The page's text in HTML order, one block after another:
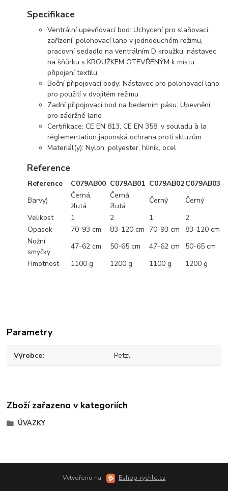
Specifikace
Ventrální upevňovací bod: Uchycení pro slaňovací
zařízení, polohovací lano v jednoduchém režimu,
pracovní sedadlo na ventrálním D kroužku; nástavec
na šňůrku s KROUŽKEM OTEVŘENÝM k místu
připojení textilu
Boční připojovací body: Nástavec pro polohovací lano
pro použití v dvojitém režimu
Zadní připojovací bod na bederním pásu: Upevnění
pro zádržné lano
Certifikace: CE EN 813, CE EN 358, v souladu à la
réglementation japonská ochrana proti skluzům
Materiál(y): Nylon, polyester, hliník, ocel
Reference
Reference C079AB00 C079AB01 C079AB02C079AB03
Barvy)
Černá,
žlutá
Černá,
žlutá
Černý
Černý
Velikost
1 2 1
2
Opasek
70-93 cm 83-120 cm 70-93 cm
83-120 cm
Nožní
smyčky
47-62 cm 50-65 cm 47-62 cm
50-65 cm
Hmotnost
1100 g 1200 g 1100 g 1200 g
Parametry
Výrobce Petzl
Zboží zařazeno v kategoriích
ÚVAZKY
Vytvořeno na Eshop-rychle.cz